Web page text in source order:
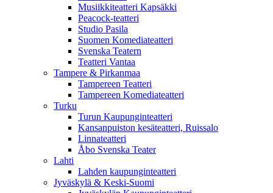
Musiikkiteatteri Kapsäkki
Peacock-teatteri
Studio Pasila
Suomen Komediateatteri
Svenska Teatern
Teatteri Vantaa
Tampere & Pirkanmaa
Tampereen Teatteri
Tampereen Komediateatteri
Turku
Turun Kaupunginteatteri
Kansanpuiston kesäteatteri, Ruissalo
Linnateatteri
Åbo Svenska Teater
Lahti
Lahden kaupunginteatteri
Jyväskylä & Keski-Suomi